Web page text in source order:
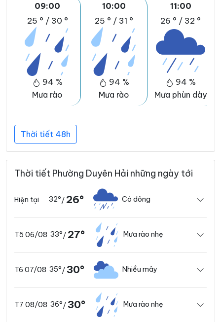
09:00
25 ° / 30 °
94 %
Mưa rào
10:00
25 ° / 31 °
94 %
Mưa rào
11:00
26 ° / 32 °
94 %
Mưa phùn dày
Thời tiết 48h
Thời tiết Phường Duyên Hải những ngày tới
Hiện tại 32°/ 26° Có dông
T5 06/08 33°/ 27° Mưa rào nhẹ
T6 07/08 35°/30° Nhiều mây
T7 08/08 36°/30° Mưa rào nhẹ